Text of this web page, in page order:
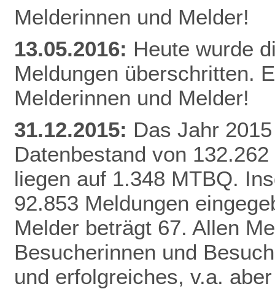
Melderinnen und Melder!
13.05.2016: Heute wurde
Meldungen überschritten.
Melderinnen und Melder!
31.12.2015: Das Jahr
Datenbestand von
liegen auf 1.348 MTBQ.
92.853 Meldungen
Melder beträgt 67. Allen
Besucherinnen und
und erfolgreiches, v.a.